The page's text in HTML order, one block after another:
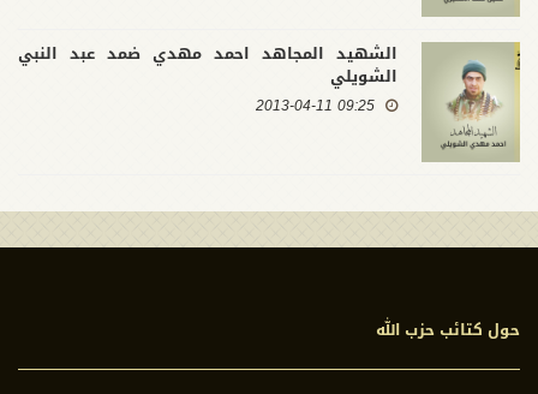
الشهيد المجاهد احمد مهدي ضمد عبد النبي
الشويلي
09:25 2013-04-11
حول كتائب حزب الله